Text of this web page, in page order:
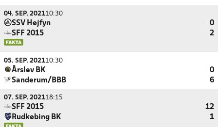
04. SEP. 202110:30
SSV Højfyn
0
SFF 2015
2
05. SEP. 202110:30
Årslev BK
0
Sanderum/BBB
6
07. SEP. 202118:15
SFF 2015
12
Rudkøbing BK
1